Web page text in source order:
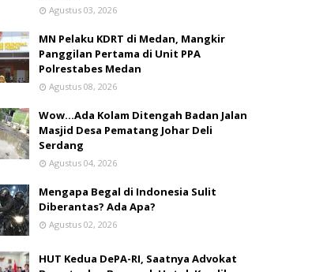
Agustus 03, 2026
MN Pelaku KDRT di Medan, Mangkir
Panggilan Pertama di Unit PPA
Polrestabes Medan
Agustus 08, 2026
Wow...Ada Kolam Ditengah Badan Jalan
Masjid Desa Pematang Johar Deli
Serdang
Agustus 04, 2026
Mengapa Begal di Indonesia Sulit
Diberantas? Ada Apa?
Agustus 02, 2026
HUT Kedua DePA-RI, Saatnya Advokat